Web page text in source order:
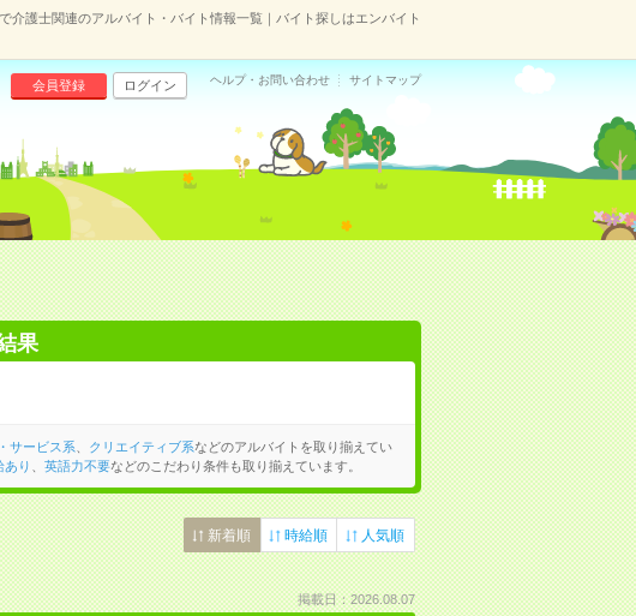
介護士関連のアルバイト・バイト情報一覧｜バイト探しはエンバイト
会員登録 ログイン ヘルプ・お問い合わせ サイトマップ
果
サービス系 クリエイティブ系などのアルバイトを取り揃えてい
あり 英語力不要などのこだわり条件も取り揃えています。
新着順 時給順 人気順
掲載日：2026.08.07